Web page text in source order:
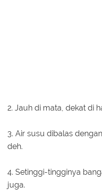
2. Jauh di mata, dekat di
3. Air susu dibalas
deh.
4. Setinggi-tingginya
juga.